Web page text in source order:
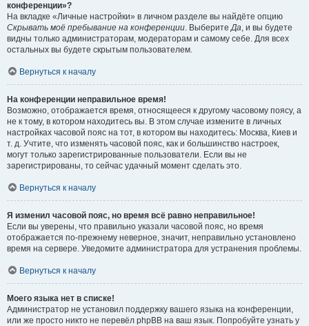
конференции»?
На вкладке «Личные настройки» в личном разделе вы найдёте опцию
Скрывать моё пребывание на конференции. ВыберитеДа, и вы будете
видны только администраторам, модераторам и самому себе. Для всех
остальных вы будете скрытым пользователем.
Вернуться к началу
На конференции неправильное время!
Возможно, отображается время, относящееся к другому часовому поясу, а
не к тому, в котором находитесь вы. В этом случае измените в личных
настройках часовой пояс на тот, в котором вы находитесь: Москва, Киев и
т. д. Учтите, что изменять часовой пояс, как и большинство настроек,
могут только зарегистрированные пользователи. Если вы не
зарегистрированы, то сейчас удачный момент сделать это.
Вернуться к началу
Я изменил часовой пояс, но время всё равно неправильное!
Если вы уверены, что правильно указали часовой пояс, но время
отображается по-прежнему неверное, значит, неправильно установлено
время на сервере. Уведомите администратора для устранения проблемы.
Вернуться к началу
Моего языка нет в списке!
Администратор не установил поддержку вашего языка на конференции,
или же просто никто не перевёл phpBB на ваш язык. Попробуйте узнать у